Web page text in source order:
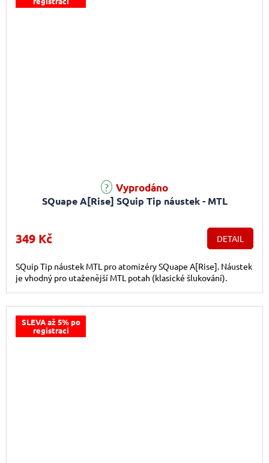
SQuape A[Rise] SQuip Tip náustek - MTL
Vyprodáno
349 Kč DETAIL
SQuip Tip náustek MTL pro atomizéry SQuape A[Rise]. Náustek
je vhodný pro utaženější MTL potah (klasické šlukování).
SLEVA až 5% po
registraci